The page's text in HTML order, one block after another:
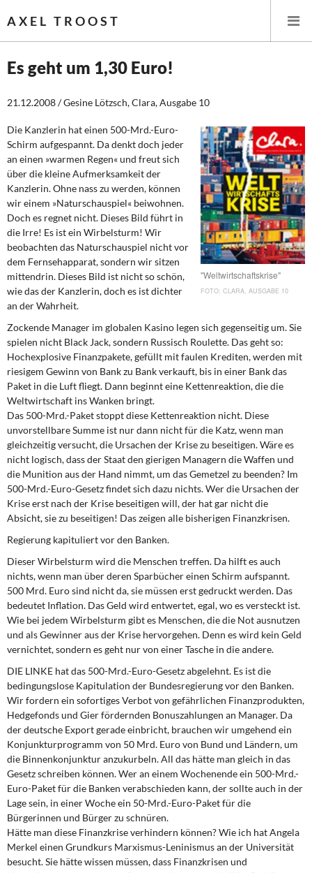
AXEL TROOST
Themen
Leitlinien linker Wirtschafts- und Finanzpolitik
Wirtschaftspolitik
Steuer- und Finanzpolitik
Öffentliche Infrastruktur und Daseinsvorsorge
Eurokrise und Griechenland
DIE LINKE
Weitere Themen
Memo-Gruppe
Institut Solidarische Moderne
Rosa-Luxemburg-Stiftung
Über mich
Kontakt
Es geht um 1,30 Euro!
21.12.2008 / Gesine Lötzsch, Clara, Ausgabe 10
"Weltwirtschaftskrise"
CLARA, AUSGABE 10
Die Kanzlerin hat einen 500-Mrd.-Euro-
Schirm aufgespannt. Da denkt doch jeder
an einen »warmen Regen« und freut sich
über die kleine Aufmerksamkeit der
Kanzlerin. Ohne nass zu werden, können
wir einem »Naturschauspiel« beiwohnen.
Doch es regnet nicht. Dieses Bild führt in
die Irre! Es ist ein Wirbelsturm! Wir
beobachten das Naturschauspiel nicht vor
dem Fernsehapparat, sondern wir sitzen
mittendrin. Dieses Bild ist nicht so schön,
wie das der Kanzlerin, doch es ist dichter
an der Wahrheit.
Zockende Manager im globalen Kasino legen sich gegenseitig um. Sie
spielen nicht Black Jack, sondern Russisch Roulette. Das geht so:
Hochexplosive Finanzpakete, gefüllt mit faulen Krediten, werden mit
riesigem Gewinn von Bank zu Bank verkauft, bis in einer Bank das
Paket in die Luft fliegt. Dann beginnt eine Kettenreaktion, die die
Weltwirtschaft ins Wanken bringt.
Das 500-Mrd.-Paket stoppt diese Kettenreaktion nicht. Diese
unvorstellbare Summe ist nur dann nicht für die Katz, wenn man
gleichzeitig versucht, die Ursachen der Krise zu beseitigen. Wäre es
nicht logisch, dass der Staat den gierigen Managern die Waffen und
die Munition aus der Hand nimmt, um das Gemetzel zu beenden? Im
500-Mrd.-Euro-Gesetz findet sich dazu nichts. Wer die Ursachen der
Krise erst nach der Krise beseitigen will, der hat gar nicht die
Absicht, sie zu beseitigen! Das zeigen alle bisherigen Finanzkrisen.
Regierung kapituliert vor den Banken.
Dieser Wirbelsturm wird die Menschen treffen. Da hilft es auch
nichts, wenn man über deren Sparbücher einen Schirm aufspannt.
500 Mrd. Euro sind nicht da, sie müssen erst gedruckt werden. Das
bedeutet Inflation. Das Geld wird entwertet, egal, wo es versteckt ist.
Wie bei jedem Wirbelsturm gibt es Menschen, die die Not ausnutzen
und als Gewinner aus der Krise hervorgehen. Denn es wird kein Geld
vernichtet, sondern es geht nur von einer Tasche in die andere.
DIE LINKE hat das 500-Mrd.-Euro-Gesetz abgelehnt. Es ist die
bedingungslose Kapitulation der Bundesregierung vor den Banken.
Wir fordern ein sofortiges Verbot von gefährlichen Finanzprodukten,
Hedgefonds und Gier fördernden Bonuszahlungen an Manager. Da
der deutsche Export gerade einbricht, brauchen wir umgehend ein
Konjunkturprogramm von 50 Mrd. Euro von Bund und Ländern, um
die Binnenkonjunktur anzukurbeln. All das hätte man gleich in das
Gesetz schreiben können. Wer an einem Wochenende ein 500-Mrd.-
Euro-Paket für die Banken verabschieden kann, der sollte auch in der
Lage sein, in einer Woche ein 50-Mrd.-Euro-Paket für die
Bürgerinnen und Bürger zu schnüren.
Hätte man diese Finanzkrise verhindern können? Wie ich hat Angela
Merkel einen Grundkurs Marxismus-Leninismus an der Universität
besucht. Sie hätte wissen müssen, dass Finanzkrisen und